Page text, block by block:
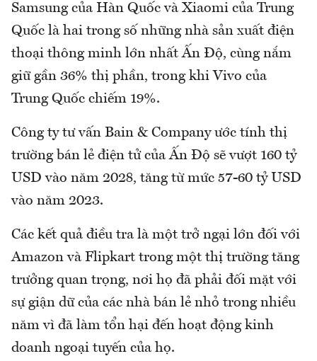
Samsung của Hàn Quốc và Xiaomi của Trung
Quốc là hai trong số những nhà sản xuất điện
thoại thông minh lớn nhất Ấn Độ, cùng nắm
giữ gần 36% thị phần, trong khi Vivo của
Trung Quốc chiếm 19%.
Công ty tư vấn Bain & Company ước tính thị
trường bán lẻ điện tử của Ấn Độ sẽ vượt 160 tỷ
USD vào năm 2028, tăng từ mức 57-60 tỷ USD
vào năm 2023.
Các kết quả điều tra là một trở ngại lớn đối với
Amazon và Flipkart trong một thị trường tăng
trưởng quan trọng, nơi họ đã phải đối mặt với
sự giận dữ của các nhà bán lẻ nhỏ trong nhiều
năm vì đã làm tổn hại đến hoạt động kinh
doanh ngoại tuyến của họ.